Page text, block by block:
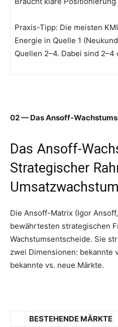
Praxis-Tipp: Die meisten
Energie in Quelle 1
Quellen 2–4. Dabei sind
02 — Das Ansoff-
Das Ansoff-
Strategischer
Umsatzwachstum
Die Ansoff-Matrix (Igor
bewährtesten strategischen
Wachstumsentscheide. Sie
zwei Dimensionen: bekannte
bekannte vs. neue Märkte.
BESTEHENDE MÄRKTE